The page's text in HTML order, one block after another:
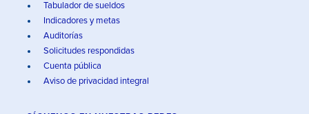
Tabulador de sueldos
Indicadores y metas
Auditorías
Solicitudes respondidas
Cuenta pública
Aviso de privacidad integral